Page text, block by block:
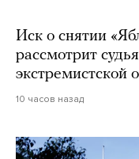
Иск о снятии
рассмотрит
экстремистской
10 часов назад